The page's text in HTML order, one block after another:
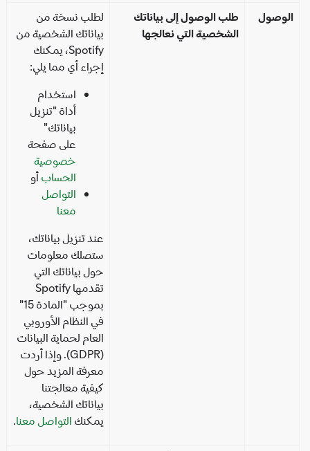
طلب الوصول إلى بياناتك
الشخصية التي نعالجها
لطلب نسخة من
بياناتك الشخصية من
Spotify، يمكنك
إجراء أي مما يلي:
استخدام
أداة "تنزيل
بياناتك"
على صفحة
خصوصية
الحسابأو
التواصل
عند تنزيل بياناتك،
ستصلك معلومات
حول بياناتك التي
تقدمها Spotify
بموجب "المادة 15"
في النظام الأوروبي
العام لحماية البيانات
(GDPR). وإذا أردت
معرفة المزيد حول
كيفية معالجتنا
بياناتك الشخصية،
يمكنكالتواصل معنا.